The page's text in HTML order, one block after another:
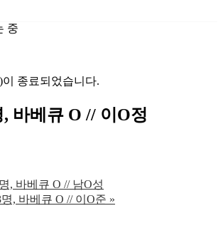
종료되었습니다.
, 바베큐 O // 이O정
, 바베큐 O // 남O성
, 바베큐 O // 이O준 »